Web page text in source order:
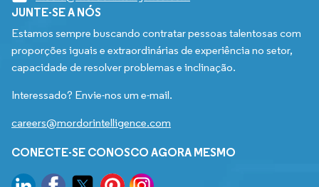
JUNTE-SE A NÓS
Estamos sempre buscando contratar pessoas talentosas com
proporções iguais e extraordinárias de experiência no setor,
capacidade de resolver problemas e inclinação.
Interessado? Envie-nos um e-mail.
careers@mordorintelligence.com
CONECTE-SE CONOSCO AGORA MESMO